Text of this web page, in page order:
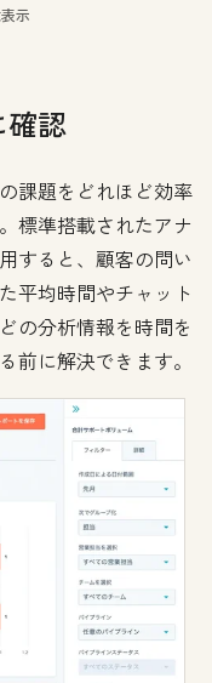
示
認
課題をどれほど効率
標準搭載されたアナ
すると、顧客の問い
平均時間やチャット
の分析情報を時間を
前に解決できます。